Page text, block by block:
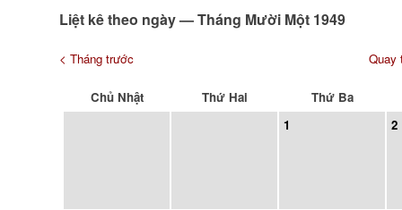
Liệt kê theo ngày — Tháng Mười Một 1949
< Tháng trước Quay
Chủ Nhật Thứ Hai
Thứ Ba
1
2